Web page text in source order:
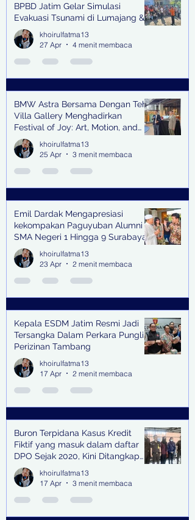
BPBD Jatim Gelar Simulasi
Evakuasi Tsunami di Lumajang &
Trenggalek
khoirulfatma13
27 Apr
4 menit membaca
BMW Astra Bersama Dengan Teh
Villa Gallery Menghadirkan
Festival of Joy: Art, Motion, and
Scent
khoirulfatma13
25 Apr
3 menit membaca
Emil Dardak Mengapresiasi
kekompakan Paguyuban Alumni
SMA Negeri 1 Hingga 9 Surabaya
(Pasmanbaya) dalam Kegiatan
Halal Bihalal
khoirulfatma13
23 Apr
2 menit membaca
Kepala ESDM Jatim Resmi Jadi
Tersangka Dalam Perkara Pungli
Perizinan Tambang
khoirulfatma13
17 Apr
2 menit membaca
Buron Terpidana Kasus Kredit
Fiktif yang masuk dalam daftar
DPO Sejak 2020, Kini Ditangkap
Kejari Surabaya
khoirulfatma13
17 Apr
3 menit membaca